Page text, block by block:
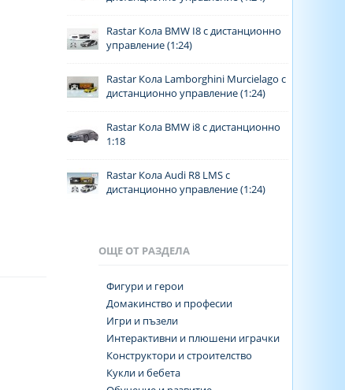
Rastar Кола BMW I8 с дистанционно
управление (1:24)
Rastar Кола Lamborghini Murcielago с
дистанционно управление (1:24)
Rastar Кола BMW i8 с дистанционно
1:18
Rastar Кола Audi R8 LMS с
дистанционно управление (1:24)
ОЩЕ ОТ РАЗДЕЛА
Фигури и герои
Домакинство и професии
Игри и пъзели
Интерактивни и плюшени играчки
Конструктори и строителство
Кукли и бебета